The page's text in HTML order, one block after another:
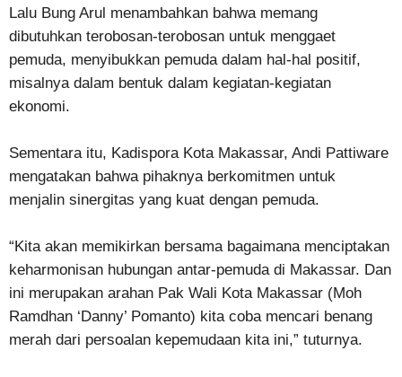
Lalu Bung Arul menambahkan bahwa memang
dibutuhkan terobosan-terobosan untuk menggaet
pemuda, menyibukkan pemuda dalam hal-hal positif,
misalnya dalam bentuk dalam kegiatan-kegiatan
ekonomi.
Sementara itu, Kadispora Kota Makassar, Andi Pattiware
mengatakan bahwa pihaknya berkomitmen untuk
menjalin sinergitas yang kuat dengan pemuda.
“Kita akan memikirkan bersama bagaimana menciptakan
keharmonisan hubungan antar-pemuda di Makassar. Dan
ini merupakan arahan Pak Wali Kota Makassar (Moh
Ramdhan ‘Danny’ Pomanto) kita coba mencari benang
merah dari persoalan kepemudaan kita ini,” tuturnya.